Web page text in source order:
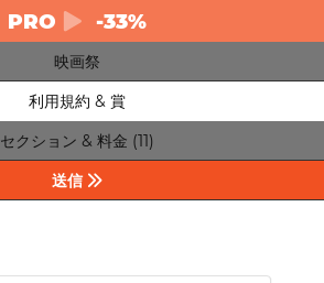
PRO -33%
映画祭
利用規約 & 賞
セクション & 料金 (11)
送信